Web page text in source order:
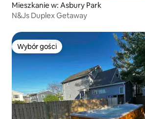
Mieszkanie w: Asbury Park
N&Js Duplex Getaway
Wybór gości
Wybór gości